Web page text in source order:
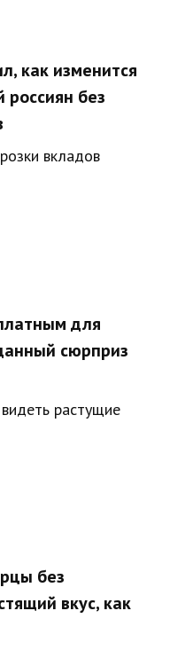
как изменится
россиян без
вкладов
для
сюрприз
растущие
без
вкус, как